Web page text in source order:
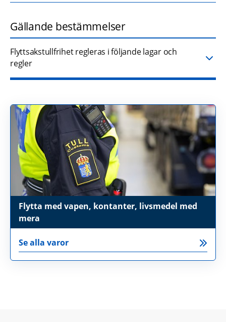
Gällande bestämmelser
Flyttsakstullfrihet regleras i följande lagar och
regler
Se alla varor
Flytta med vapen, kontanter, livsmedel med
mera